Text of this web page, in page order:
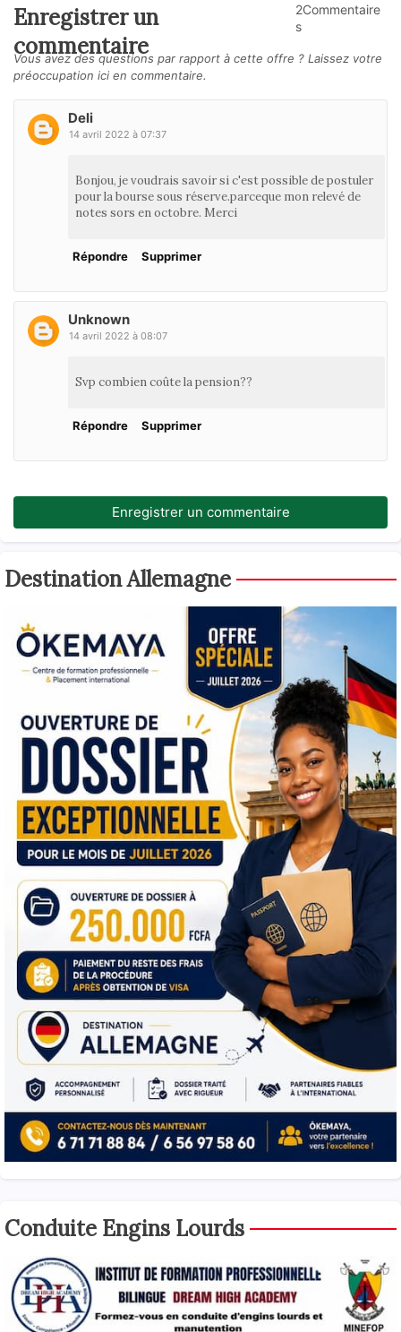
Enregistrer un
commentaire
2Commentaire
s
Vous avez des questions par rapport à cette offre ? Laissez votre
préoccupation ici en commentaire.
Deli
14 avril 2022 à 07:37
Bonjou, je voudrais savoir si c'est possible de postuler
pour la bourse sous réserve.parceque mon relevé de
notes sors en octobre. Merci
Répondre Supprimer
Unknown
14 avril 2022 à 08:07
Svp combien coûte la pension??
Répondre Supprimer
Enregistrer un commentaire
Destination Allemagne
Conduite Engins Lourds